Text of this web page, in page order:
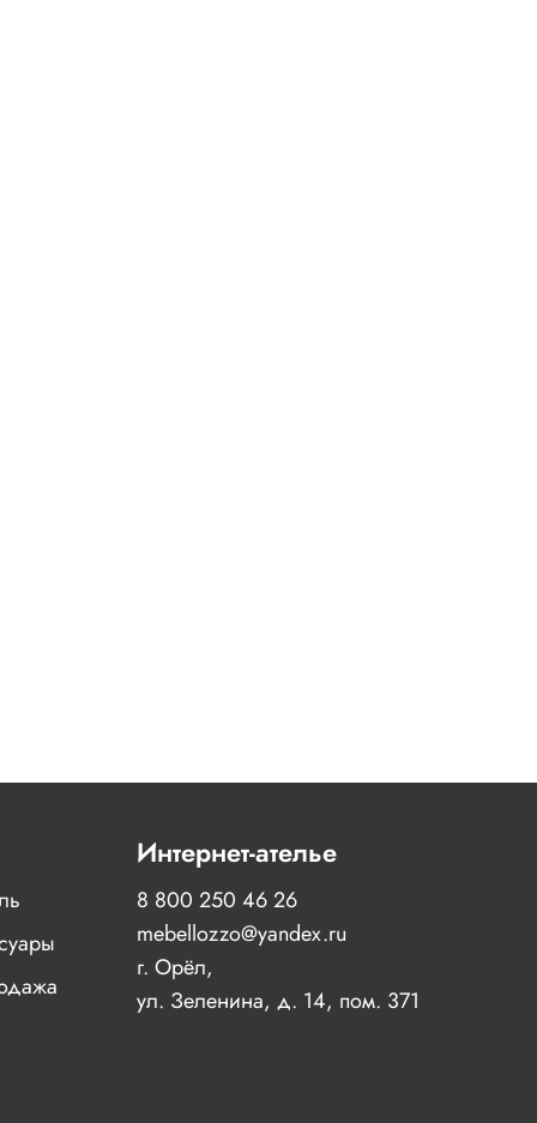
Интернет-ателье
8 800 250 46 26
mebellozzo@yandex.ru
г. Орёл,
ул. Зеленина, д. 14, пом. 371